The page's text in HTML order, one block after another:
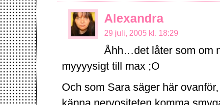
Alexandra
29 juli, 2005 kl. 18:29
Åhh…det låter som om
myyyysigt till max ;O
Och som Sara säger här